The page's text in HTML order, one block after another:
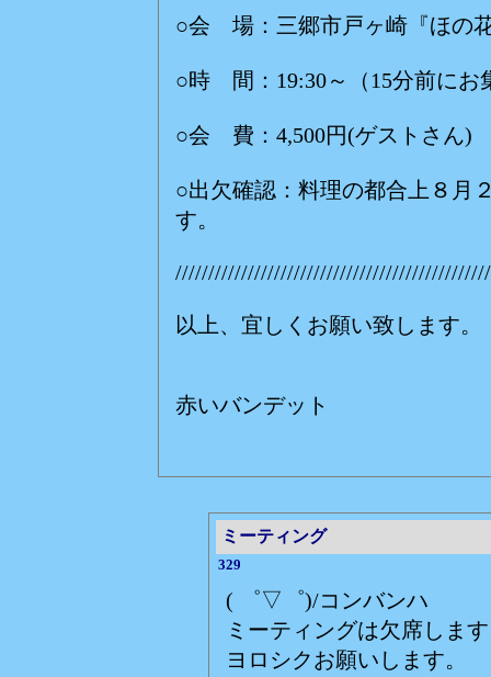
○会 場：三郷市戸ヶ崎『ほの
○時 間：19:30～（15分前にお
○会 費：4,500円(ゲストさん)
○出欠確認：料理の都合上８月
す。
以上、宜しくお願い致します。
赤いバンデット
ミーティング
329
( ゜▽゜)/コンバンハ
ミーティングは欠席します
ヨロシクお願いします。